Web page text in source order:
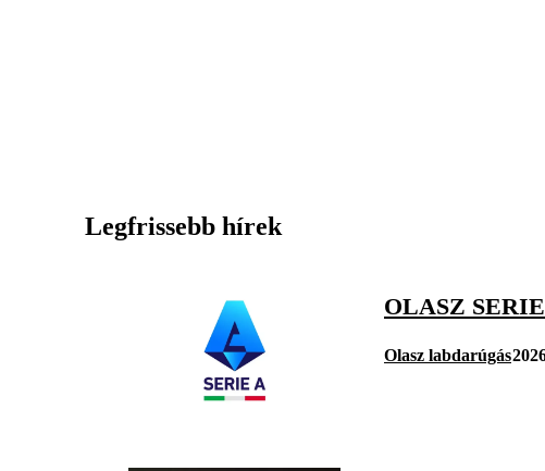
Legfrissebb hírek
OLASZ
Olasz labdarúgás